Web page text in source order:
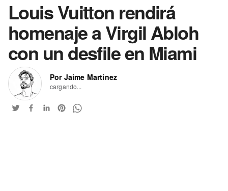
Louis Vuitton rendirá
homenaje a Virgil Abloh
con un desfile en Miami
Por Jaime Martinez
cargando...